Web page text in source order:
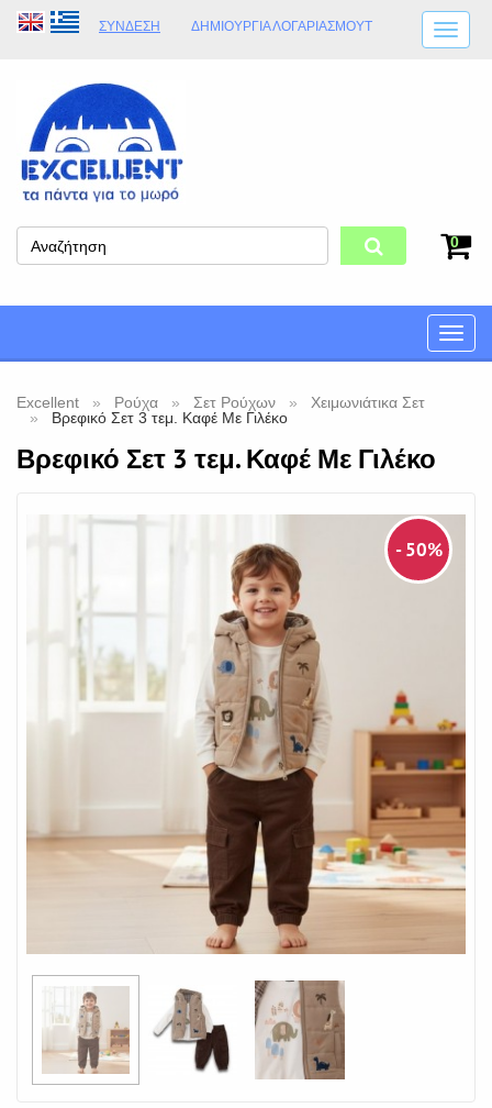
ΣΎΝΔΕΣΗ ΔΗΜΙΟΥΡΓΊΑ ΛΟΓΑΡΙΑΣΜΟΎT
ΩΡΆΡΙΟ ΚΑΤΑΣΤΉΜΑΤΟΣ
ΦΥΣΙΚΌ ΚΑΤΆΣΤΗΜΑ
0
Toggle
Excellent Ρούχα Σετ Ρούχων
Χειμωνιάτικα Σετ
Βρεφικό Σετ 3 τεμ. Καφέ Με Γιλέκο
Βρεφικό Σετ 3 τεμ. Καφέ Με Γιλέκο
- 50%